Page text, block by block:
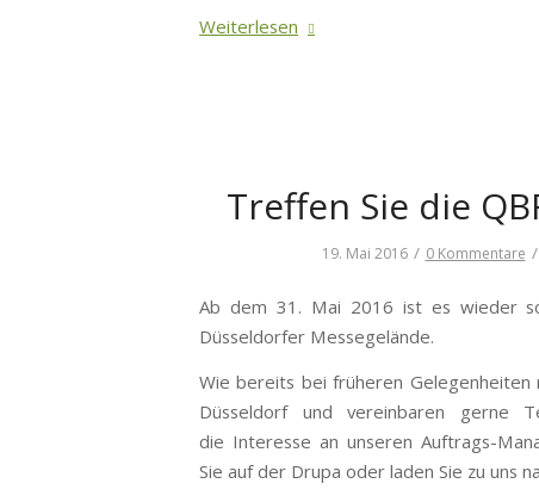
Weiterlesen
Treffen Sie die
19. Mai 2016 / 0 Kommentare /
Ab dem 31. Mai 2016 ist es wieder
Düsseldorfer Messegelände.
Wie bereits bei früheren
Düsseldorf und vereinbaren gerne
die Interesse an unseren Auftrags-
Sie auf der Drupa oder laden Sie zu uns